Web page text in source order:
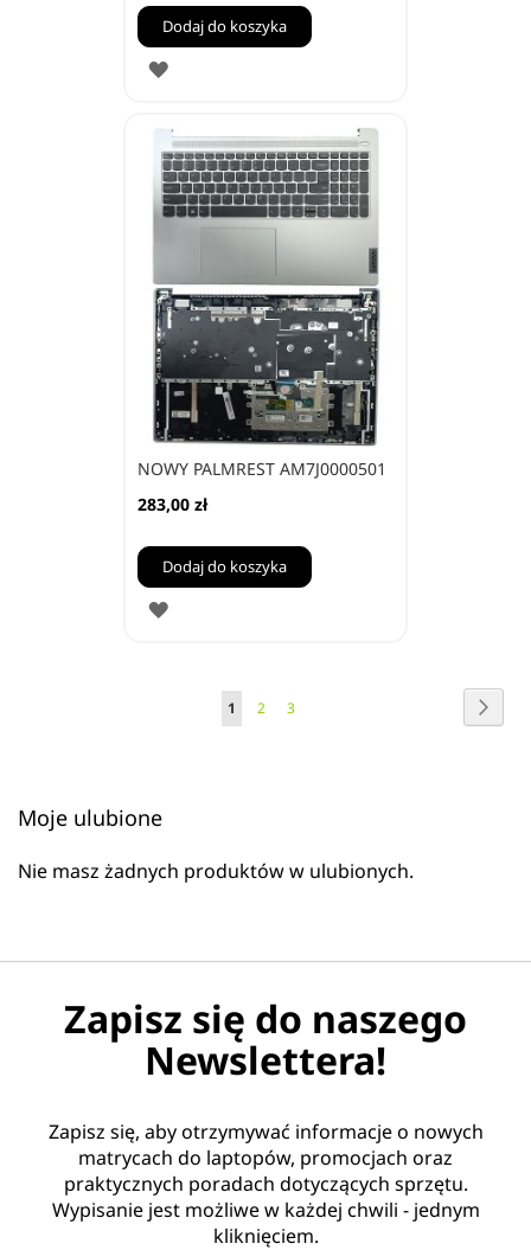
Dodaj do koszyka
DODAJ
ULUBIONYCH
NOWY PALMREST AM7J0000501
283,00 zł
Dodaj do koszyka
DODAJ
ULUBIONYCHStrona
Aktualnie
1 Strona
2 Strona
3
Moje ulubione
Nie masz żadnych produktów w ulubionych.
Zapisz się do naszego
Newslettera!
Zapisz się, aby otrzymywać informacje o nowych
matrycach do laptopów, promocjach oraz
praktycznych poradach dotyczących sprzętu.
Wypisanie jest możliwe w każdej chwili - jednym
kliknięciem.